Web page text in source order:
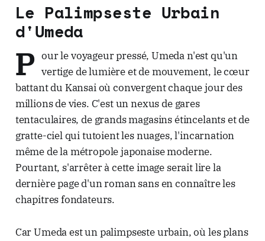
Le Palimpseste Urbain
d'Umeda
P our le voyageur pressé, Umeda n'est qu'un
vertige de lumière et de mouvement, le cœur
battant du Kansai où convergent chaque jour des
millions de vies. C'est un nexus de gares
tentaculaires, de grands magasins étincelants et de
gratte-ciel qui tutoient les nuages, l'incarnation
même de la métropole japonaise moderne.
Pourtant, s'arrêter à cette image serait lire la
dernière page d'un roman sans en connaître les
chapitres fondateurs.
Car Umeda est un palimpseste urbain, où les plans